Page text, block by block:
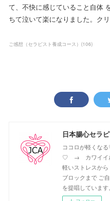
て、不快に感じていること自体
ちて泣いて楽になりました。ク
ご感想（セラピスト養成コース） (106)
日本腸心セラ
ココロが軽く
♡ → カワイイわ
軽いストレスか
ブロックまで ご
を提唱しています。